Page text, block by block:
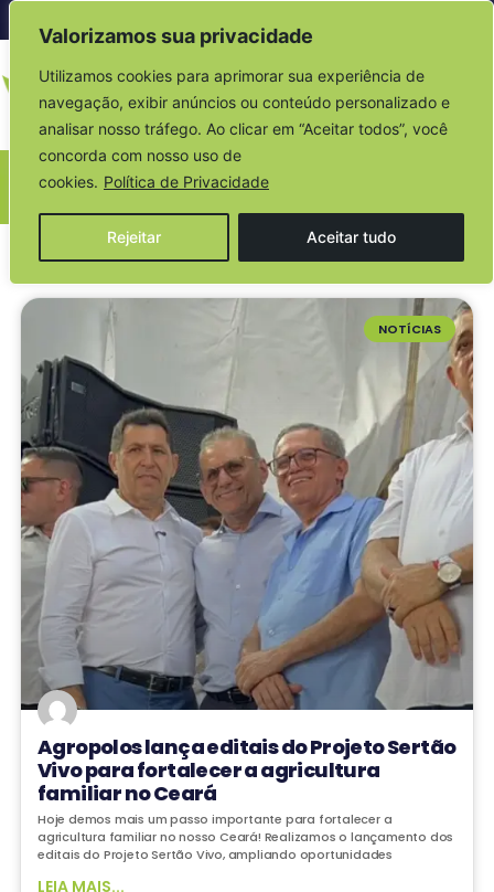
Valorizamos sua privacidade
Utilizamos cookies para aprimorar sua experiência de
navegação, exibir anúncios ou conteúdo personalizado e
analisar nosso tráfego. Ao clicar em “Aceitar todos”, você
concorda com nosso uso de
cookies. Política de Privacidade
Rejeitar Aceitar tudo
Sala de Imprensa
NOTÍCIAS
Agropolos lança editais do Projeto Sertão
Vivo para fortalecer a agricultura
familiar no Ceará
Hoje demos mais um passo importante para fortalecer a
agricultura familiar no nosso Ceará! Realizamos o lançamento dos
editais do Projeto Sertão Vivo, ampliando oportunidades
LEIA MAIS...